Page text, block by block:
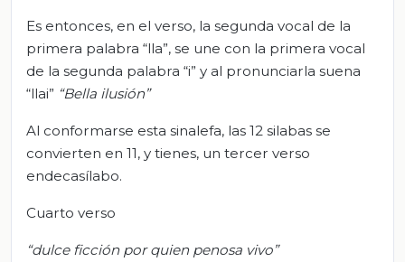
Es entonces, en el verso, la segunda vocal de la
primera palabra “lla”, se une con la primera vocal
de la segunda palabra “i” y al pronunciarla suena
“llai” “Bella ilusión”
Al conformarse esta sinalefa, las 12 silabas se
convierten en 11, y tienes, un tercer verso
endecasílabo.
Cuarto verso
“dulce ficción por quien penosa vivo”